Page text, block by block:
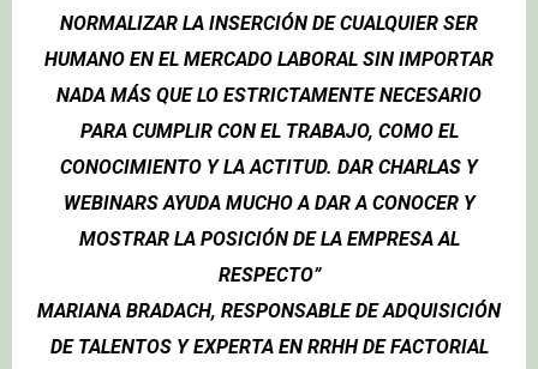
NORMALIZAR LA INSERCIÓN DE CUALQUIER SER
HUMANO EN EL MERCADO LABORAL SIN IMPORTAR
NADA MÁS QUE LO ESTRICTAMENTE NECESARIO
PARA CUMPLIR CON EL TRABAJO, COMO EL
CONOCIMIENTO Y LA ACTITUD. DAR CHARLAS Y
WEBINARS AYUDA MUCHO A DAR A CONOCER Y
MOSTRAR LA POSICIÓN DE LA EMPRESA AL
RESPECTO”
MARIANA BRADACH, RESPONSABLE DE ADQUISICIÓN
DE TALENTOS Y EXPERTA EN RRHH DE FACTORIAL